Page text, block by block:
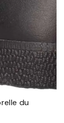
du